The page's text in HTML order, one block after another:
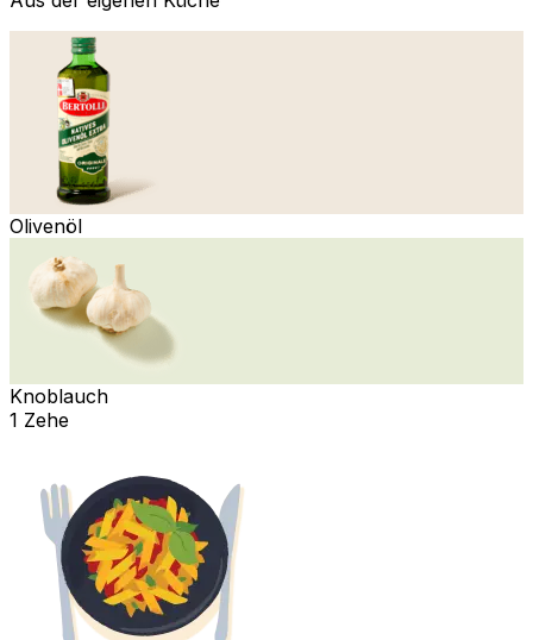
Olivenöl
Knoblauch
1 Zehe